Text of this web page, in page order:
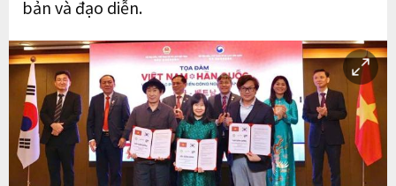
bản và đạo diễn.